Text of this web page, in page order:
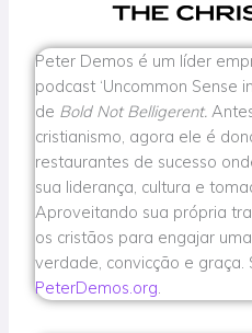
Peter Demos é um líder
podcast ‘Uncommon Sense
de Bold Not Belligerent.
cristianismo, agora ele é
restaurantes de sucesso
sua liderança, cultura e
Aproveitando sua própria
os cristãos para engajar
verdade, convicção e graça.
PeterDemos.org.